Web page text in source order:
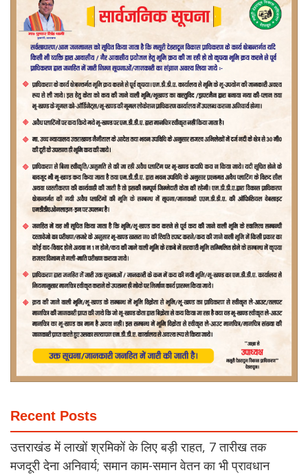
Recent Posts
उत्तराखंड में लाखों श्रमिकों के लिए बड़ी राहत, 7 तारीख तक
मजदूरी देना अनिवार्य; समान काम-समान वेतन का भी प्रावधान